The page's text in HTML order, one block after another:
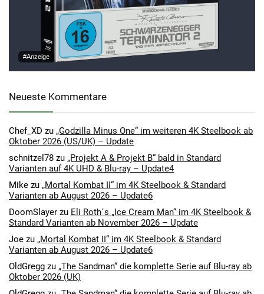
#Anzeige
Neueste Kommentare
Chef_XD zu „Godzilla Minus One“ im weiteren 4K Steelbook ab
Oktober 2026 (US/UK) – Update
schnitzel78 zu „Projekt A & Projekt B“ bald in Standard
Varianten auf 4K UHD & Blu-ray – Update4
Mike zu „Mortal Kombat II“ im 4K Steelbook & Standard
Varianten ab August 2026 – Update6
DoomSlayer zu Eli Roth´s „Ice Cream Man“ im 4K Steelbook &
Standard Varianten ab November 2026 – Update
Joe zu „Mortal Kombat II“ im 4K Steelbook & Standard
Varianten ab August 2026 – Update6
OldGregg zu „The Sandman“ die komplette Serie auf Blu-ray ab
Oktober 2026 (UK)